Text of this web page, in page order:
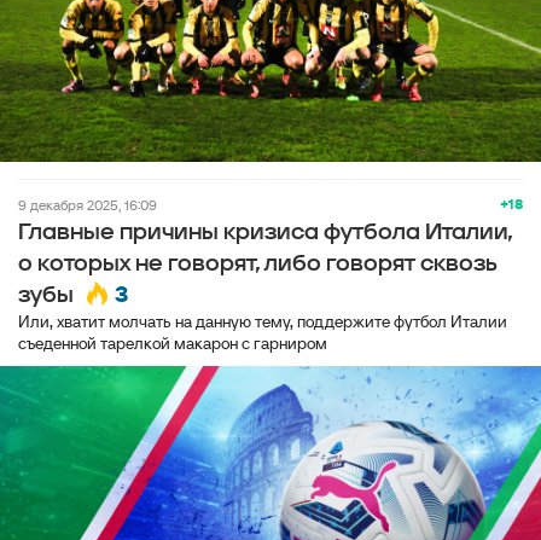
+18
9 декабря 2025, 16:09
Главные причины кризиса футбола Италии,
о которых не говорят, либо говорят сквозь
зубы
3
Или, хватит молчать на данную тему, поддержите футбол Италии
съеденной тарелкой макарон с гарниром